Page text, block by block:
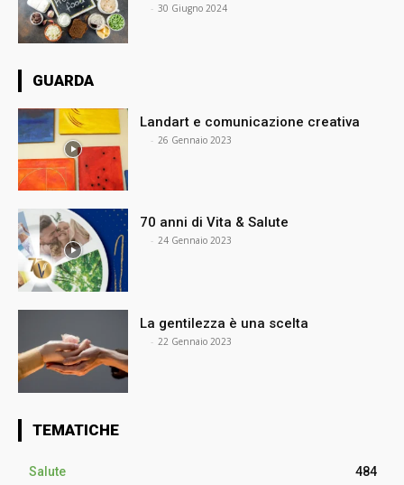
- 30 Giugno 2024
GUARDA
Landart e comunicazione creativa
- 26 Gennaio 2023
70 anni di Vita & Salute
- 24 Gennaio 2023
La gentilezza è una scelta
- 22 Gennaio 2023
TEMATICHE
Salute
484